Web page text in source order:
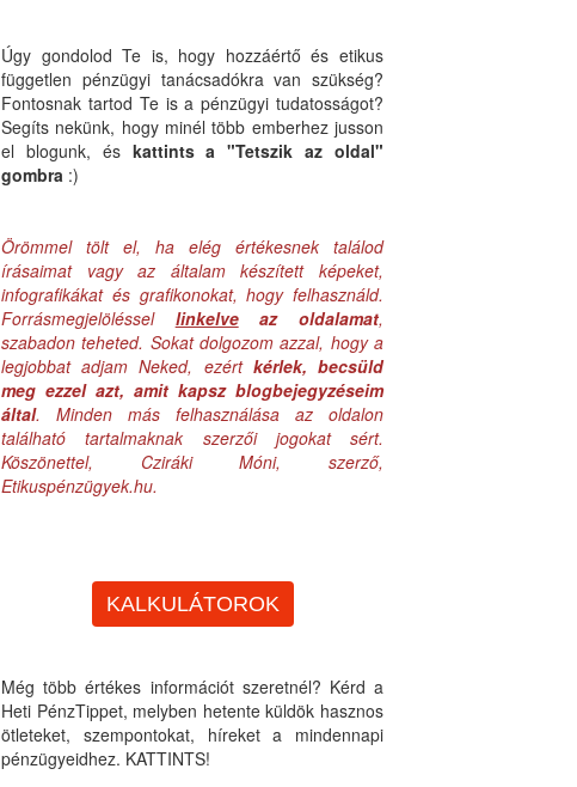
Úgy gondolod Te is, hogy hozzáértő és etikus
független pénzügyi tanácsadókra van szükség?
Fontosnak tartod Te is a pénzügyi tudatosságot?
Segíts nekünk, hogy minél több emberhez jusson
el blogunk, és kattints a "Tetszik az oldal"
gombra :)
Örömmel tölt el, ha elég értékesnek találod
írásaimat vagy az általam készített képeket,
infografikákat és grafikonokat, hogy felhasználd.
Forrásmegjelöléssel linkelveaz oldalamat,
szabadon teheted. Sokat dolgozom azzal, hogy a
legjobbat adjam Neked, ezért kérlek, becsüld
meg ezzel azt, amit kapsz blogbejegyzéseim
által. Minden más felhasználása az oldalon
található tartalmaknak szerzői jogokat sért.
Köszönettel, Cziráki Móni, szerző,
Etikuspénzügyek.hu.
KALKULÁTOROK
Még több értékes információt szeretnél? Kérd a
Heti PénzTippet, melyben hetente küldök hasznos
ötleteket, szempontokat, híreket a mindennapi
pénzügyeidhez. KATTINTS!